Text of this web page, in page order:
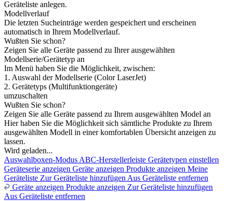
Geräteliste anlegen.
Modellverlauf
Die letzten Sucheinträge werden gespeichert und erscheinen
automatisch in Ihrem Modellverlauf.
Wußten Sie schon?
Zeigen Sie alle Geräte passend zu Ihrer ausgewählten
Modellserie/Gerätetyp an
Im Menü haben Sie die Möglichkeit, zwischen:
1. Auswahl der Modellserie (Color LaserJet)
2. Gerätetyps (Multifunktiongeräte)
umzuschalten
Wußten Sie schon?
Zeigen Sie alle Geräte passend zu Ihrem ausgewählten Model an
Hier haben Sie die Möglichkeit sich sämtliche Produkte zu Ihrem
ausgewählten Modell in einer komfortablen Übersicht anzeigen zu
lassen.
Wird geladen...
Auswahlboxen-Modus ABC-Herstellerleiste Gerätetypen einstellen
Geräteserie anzeigen Geräte anzeigen Produkte anzeigen Meine
Geräteliste Zur Geräteliste hinzufügen Aus Geräteliste entfernen
Geräte anzeigen Produkte anzeigen Zur Geräteliste hinzufügen
Aus Geräteliste entfernen